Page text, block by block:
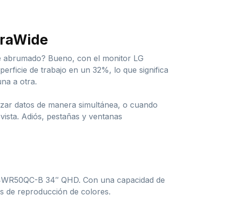
Bueno, con el monitor LG
de trabajo en un 32%, lo que significa
a otra.
datos de manera simultánea, o cuando
Adiós, pestañas y ventanas
B 34″ QHD. Con una capacidad de
de reproducción de colores.